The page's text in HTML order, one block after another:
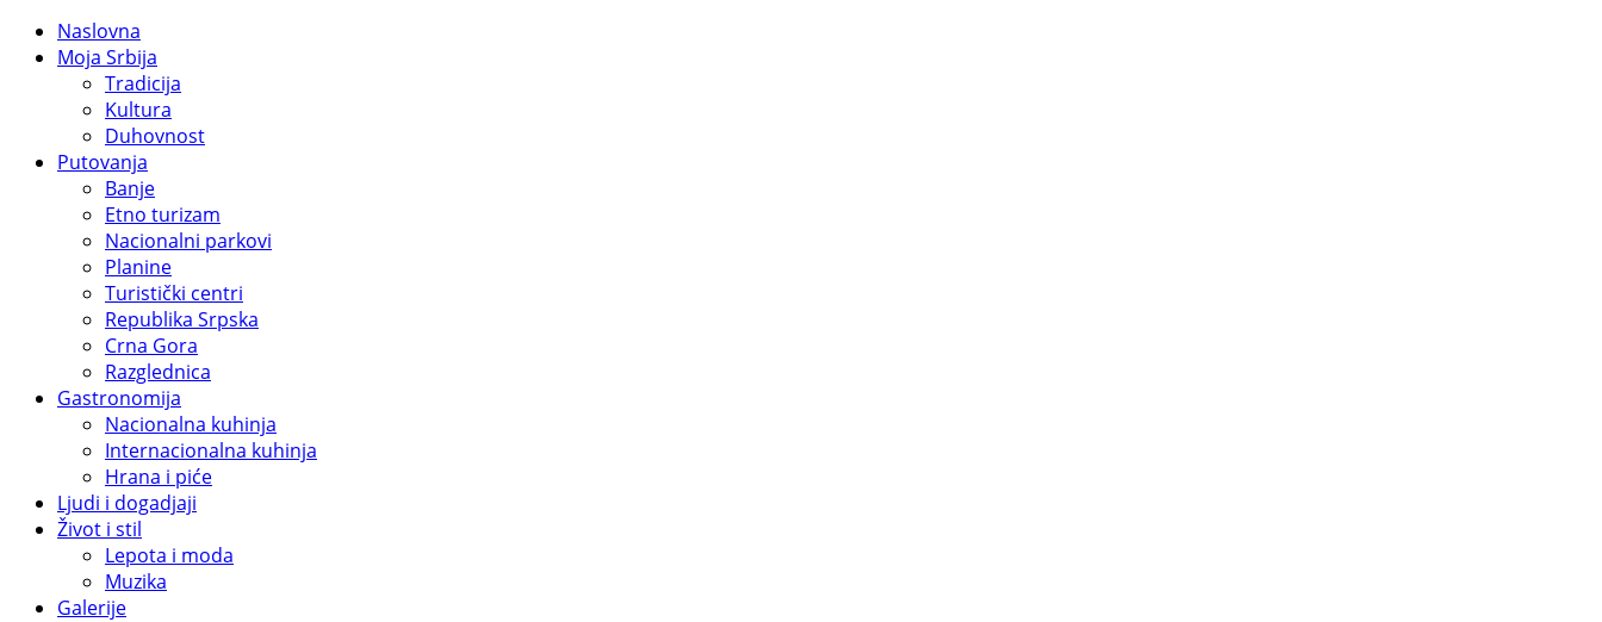
Naslovna
Moja Srbija
Tradicija
Kultura
Duhovnost
Putovanja
Banje
Etno turizam
Nacionalni parkovi
Planine
Turistički centri
Republika Srpska
Crna Gora
Razglednica
Gastronomija
Nacionalna kuhinja
Internacionalna kuhinja
Hrana i piće
Ljudi i dogadjaji
Život i stil
Lepota i moda
Muzika
Galerije